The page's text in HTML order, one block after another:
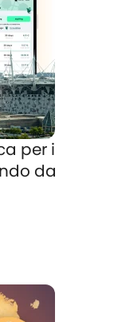
per i
da